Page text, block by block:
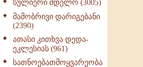
სულიერი მდელო (3005)
მამობრივი დარიგებანი
(2390)
ათასი კითხვა დედა-
ეკლესიას (961)
სათნოებათმოყვარეობა